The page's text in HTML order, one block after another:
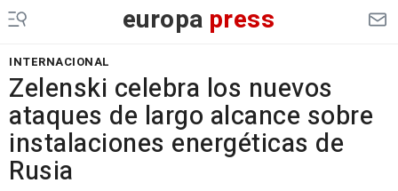
europa press
INTERNACIONAL
Zelenski celebra los nuevos
ataques de largo alcance sobre
instalaciones energéticas de
Rusia